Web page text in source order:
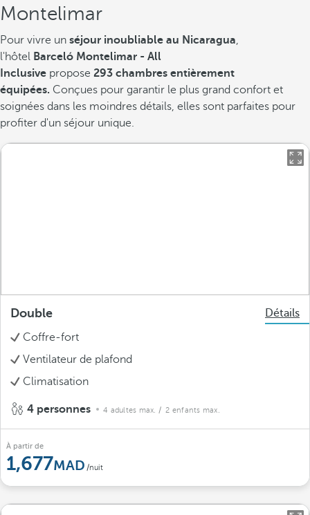
Montelimar
Pour vivre un séjour inoubliable au Nicaragua,
l'hôtel Barceló Montelimar - All
Inclusive propose 293 chambres entièrement
équipées. Conçues pour garantir le plus grand confort et
soignées dans les moindres détails, elles sont parfaites pour
profiter d'un séjour unique.
Double
Détails
Coffre-fort
Ventilateur de plafond
Climatisation
4 personnes 4 adultes max. / 2 enfants max.
À partir de
1,677 /nuit